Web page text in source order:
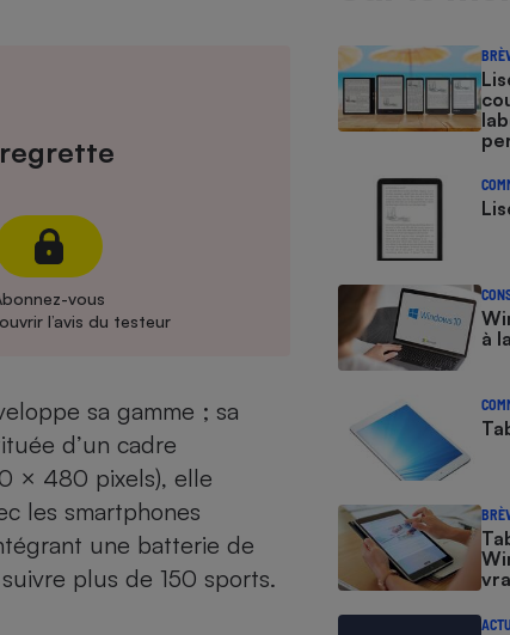
vous
l’avis du testeur
sa gamme ; sa
d’un cadre
× 480 pixels), elle
les smartphones
une batterie de
plus de 150 sports.
à